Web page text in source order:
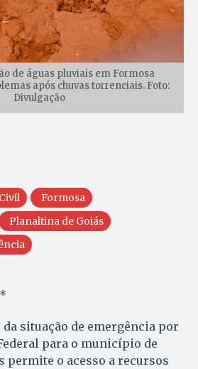
de águas pluviais em Formosa
após chuvas torrenciais. Foto:
Divulgação
Formosa
Planaltina de Goiás
situação de emergência por
para o município de
permite o acesso a recursos